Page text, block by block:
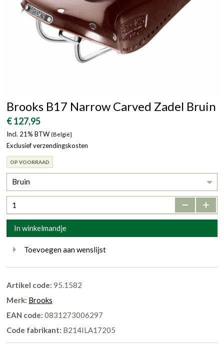
Brooks B17 Narrow Carved Zadel Bruin
€ 127,95
Incl. 21% BTW (België}
Exclusief verzendingskosten
OP VOORRAAD
Bruin
- +
In winkelmandje
Toevoegen aan wenslijst
Artikel code: 95.1582
Merk: Brooks
EAN code: 0831273006297
Code fabrikant: B214ILA17205